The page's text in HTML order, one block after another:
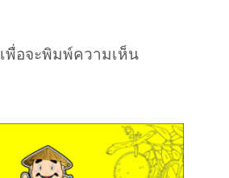
เพื่อจะพิมพ์ความเห็น